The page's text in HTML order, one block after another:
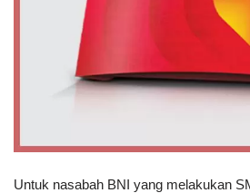
Untuk nasabah BNI yang melakukan